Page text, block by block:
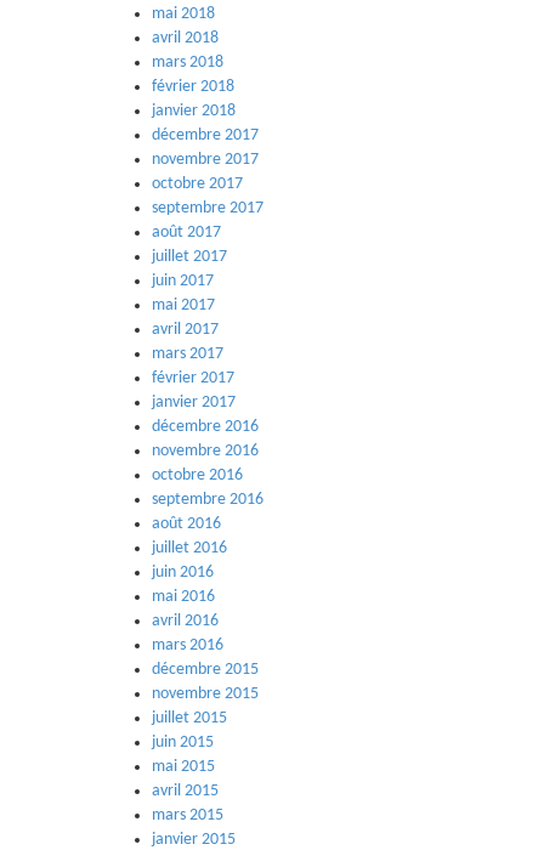
mai 2018
avril 2018
mars 2018
février 2018
janvier 2018
décembre 2017
novembre 2017
octobre 2017
septembre 2017
août 2017
juillet 2017
juin 2017
mai 2017
avril 2017
mars 2017
février 2017
janvier 2017
décembre 2016
novembre 2016
octobre 2016
septembre 2016
août 2016
juillet 2016
juin 2016
mai 2016
avril 2016
mars 2016
décembre 2015
novembre 2015
juillet 2015
juin 2015
mai 2015
avril 2015
mars 2015
janvier 2015